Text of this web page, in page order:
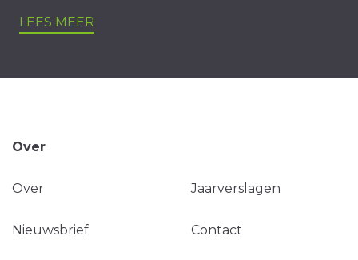
LEES MEER
Over
Over Jaarverslagen
Nieuwsbrief Contact